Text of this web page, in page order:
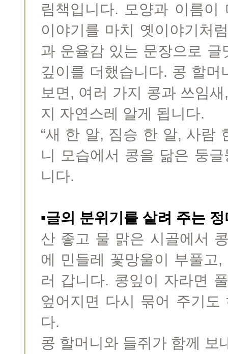
림책입니다. 모양과 이름
이야기를 마치 옛이야기처
과 운율감 있는 문장으로
깊이를 더했습니다. 콩 할
보면, 여러 가지 콩과 쓰임
지 자연스레 알게 됩니다.
“새 한 알, 짐승 한 알, 사람
니 모습에서 콩을 닮은 둥
니다.
▪글의 분위기를 살려 주는
산 좋고 물 맑은 시골에서
에 민들레 꽃망울이 부풀고
러 갑니다. 콩잎이 자라면
엎어지면 다시 묶어 주기
다.
콩 할머니와 들쥐가 함께 보